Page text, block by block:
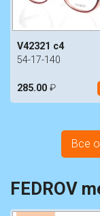
V42321 c4
54-17-140
285.00 ₽
Все
FEDROV